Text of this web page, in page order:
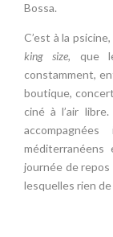
Bossa.
C’est à la
king size, que
constamment,
boutique,
ciné à l’air
journée de repos
lesquelles rien